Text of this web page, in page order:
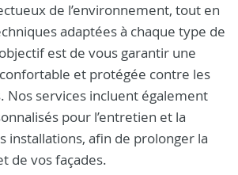
de l’environnement, tout en
adaptées à chaque type de
est de vous garantir une
et protégée contre les
Nos services incluent également
pour l’entretien et la
installations, afin de prolonger la
de vos façades.